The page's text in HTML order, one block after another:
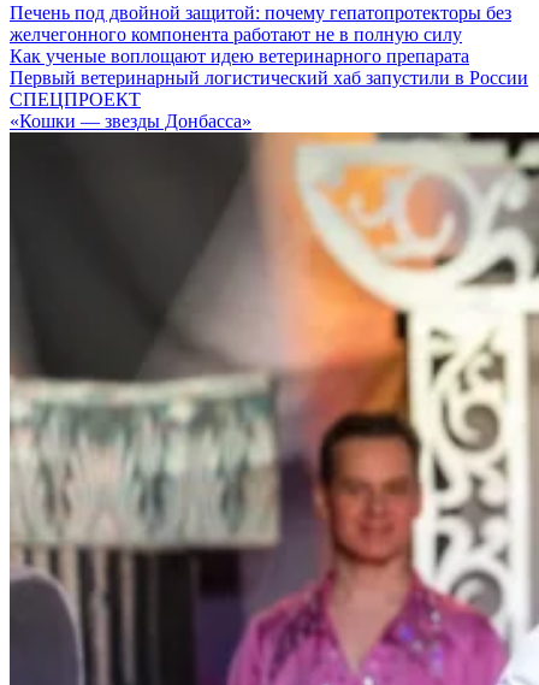
Печень под двойной защитой: почему гепатопротекторы без
желчегонного компонента работают не в полную силу
Как ученые воплощают идею ветеринарного препарата
Первый ветеринарный логистический хаб запустили в России
СПЕЦПРОЕКТ
«Кошки — звезды Донбасса»